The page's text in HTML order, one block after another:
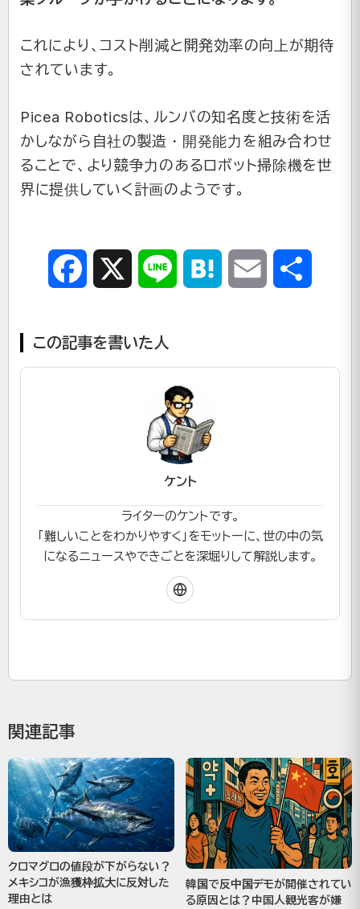
これにより、コスト削減と開発効率の向上が期待
されています。
Picea Roboticsは、ルンバの知名度と技術を活
かしながら自社の製造・開発能力を組み合わせ
ることで、より競争力のあるロボット掃除機を世
界に提供していく計画のようです。
Facebook Line Hatena Email
この記事を書いた人
ケント
ライターのケントです。
「難しいことをわかりやすく」をモットーに、世の中の気
になるニュースやできごとを深堀りして解説します。
関連記事
クロマグロの値段が下がらない？
メキシコが漁獲枠拡大に反対した
理由とは
韓国で反中国デモが開催されてい
る原因とは？中国人観光客が嫌